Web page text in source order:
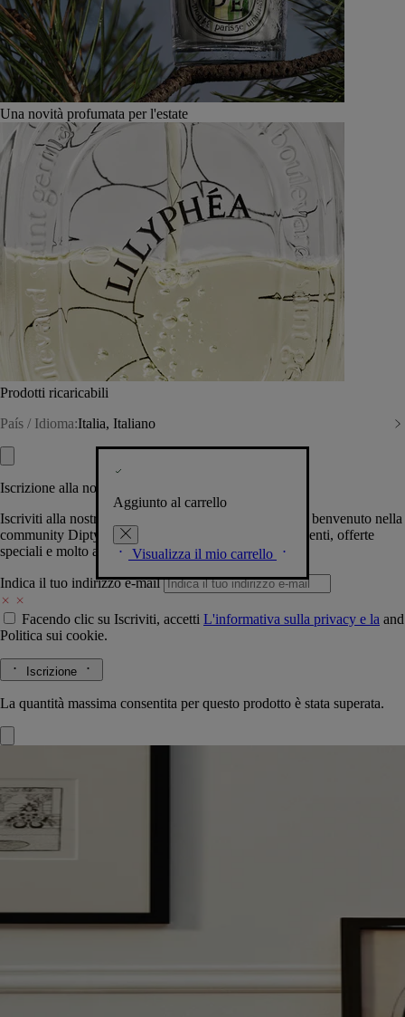
Una novità profumata per l'estate
Prodotti ricaricabili
País / Idioma:Italia, Italiano
Aggiunto al carrello
Visualizza il mio carrello
Iscrizione alla nostra Newsletter
Iscriviti alla nostra newsletter per permetterci di darti il benvenuto nella
community Diptyque e tenerti al corrente su novità, eventi, offerte
speciali e molto altro.
Indica il tuo indirizzo e-mail
Facendo clic su Iscriviti, accetti L'informativa sulla privacy e la and
Politica sui cookie.
Iscrizione
La quantità massima consentita per questo prodotto è stata superata.